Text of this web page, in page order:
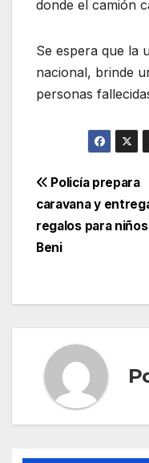
donde el camión
Se espera que la
nacional, brinde
personas
de
entradas
Policía prepara
caravana y
regalos para
Beni